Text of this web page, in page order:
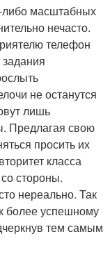
либо масштабных
нечасто.
телефон
не останутся
лишь
Предлагая свою
просить их
класса
стороны.
нереально. Так
более успешному
тем самым